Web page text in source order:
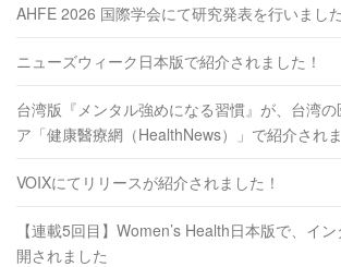
AHFE 2026 国際学会にて研究発表を行いました
ニューズウィーク日本版で紹介されました！
台湾版『メンタル強めになる習慣』が、台湾の
ア「健康醫療網（HealthNews）」で紹介され
VOIXにてリリースが紹介されました！
【連載5回目】Women’s Health日本版で、イ
開されました